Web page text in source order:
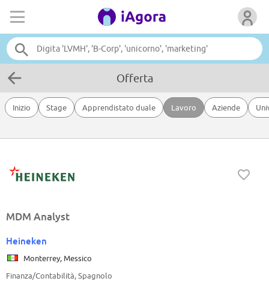
Offerta
Inizio Stage Apprendistato duale Lavoro Aziende
MDM Analyst
Heineken
Monterrey, Messico
Finanza/Contabilità, Spagnolo